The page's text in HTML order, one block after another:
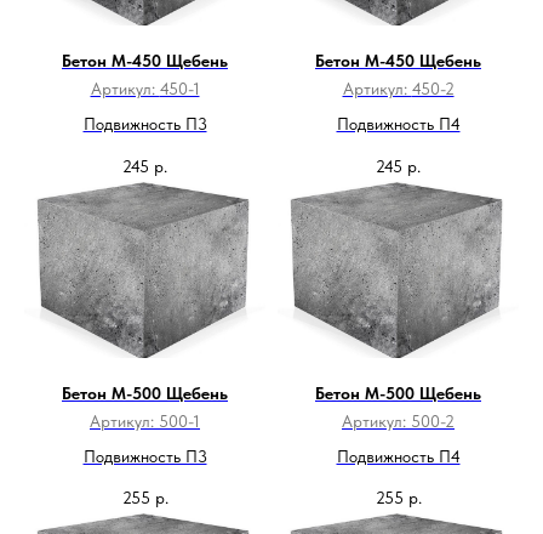
Бетон М-450 Щебень
Артикул: 450-1
Подвижность П3
245 р.
Бетон М-450 Щебень
Артикул: 450-2
Подвижность П4
245 р.
Бетон М-500 Щебень
Артикул: 500-1
Подвижность П3
255 р.
Бетон М-500 Щебень
Артикул: 500-2
Подвижность П4
255 р.